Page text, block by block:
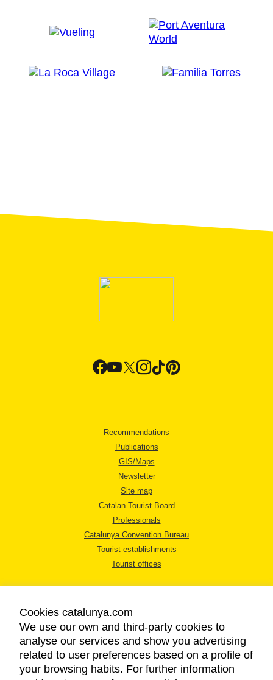
Recommendations
Publications
GIS/Maps
Newsletter
Site map
Catalan Tourist Board
Professionals
Catalunya Convention Bureau
Tourist establishments
Tourist offices
LEGAL NOTICE
PRIVACY POLICY
Cookies catalunya.com
We use our own and third-party cookies to
analyse our services and show you advertising
related to user preferences based on a profile of
your browsing habits. For further information